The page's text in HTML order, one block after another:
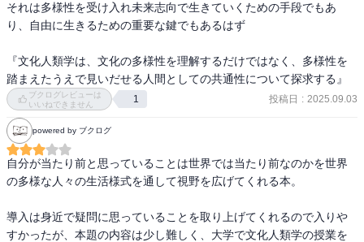
それは多様性を受け入れ未来志向で生きていくための手段でもあ
り、自由に生きるための重要な鍵でもあるはず
『文化人類学は、文化の多様性を理解するだけではなく、多様性を
踏まえたうえで見いだせる人間としての共通性について探求する』
ブクログレビューは
いいねできません
1 投稿日 : 2025.09.03
powered by ブクログ
自分が当たり前と思っていることは世界では当たり前なのかを世界
の多様な人々の生活様式を通して視野を広げてくれる本。
導入は身近で疑問に思っていることを取り上げてくれるので入りや
すかったが、本題の内容は少し難しく、大学で文化人類学の授業を